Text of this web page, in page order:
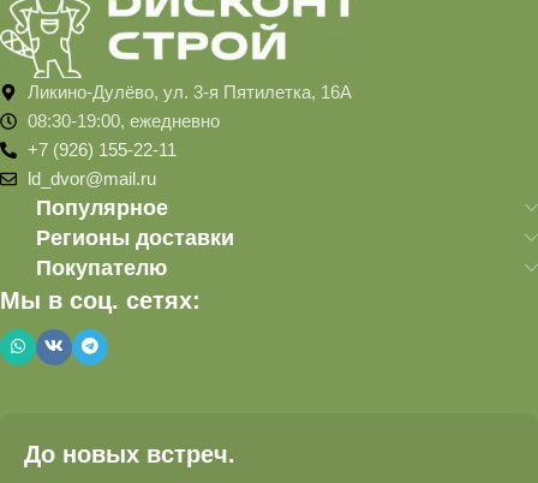
Ликино-Дулёво, ул. 3-я Пятилетка, 16А
08:30-19:00, ежедневно
+7 (926) 155-22-11
ld_dvor@mail.ru
Популярное
Регионы доставки
Покупателю
Мы в соц. сетях:
До новых встреч.